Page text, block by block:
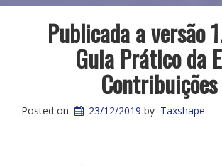
Publicada a versão
Guia Prático da
Contribuições
Posted on 23/12/2019 by Taxshape